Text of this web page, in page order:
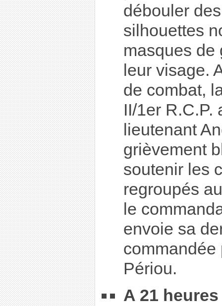
débouler
silhouettes
masques de
leur visage.
de combat,
II/1er R.C.P.
lieutenant
grièvement
soutenir les
regroupés
le
envoie sa
commandée
Périou.
A 21 heures